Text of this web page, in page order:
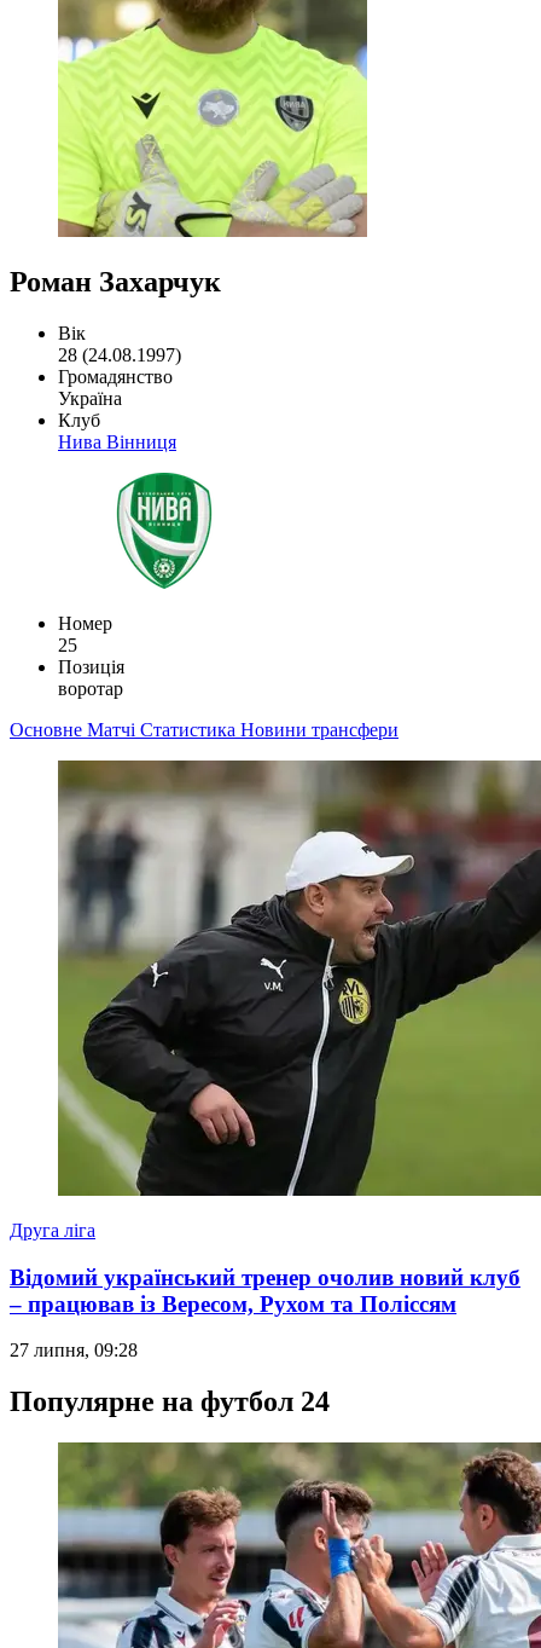
Роман Захарчук
Вік
28 (24.08.1997)
Громадянство
Україна
Клуб
Нива Вінниця
Номер
25
Позиція
воротар
Основне Матчі Статистика Новини трансфери
Друга ліга
Відомий український тренер очолив новий клуб
– працював із Вересом, Рухом та Поліссям
27 липня, 09:28
Популярне на футбол 24